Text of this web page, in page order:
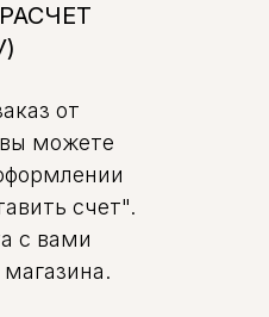
от
можете
счет".
с вами